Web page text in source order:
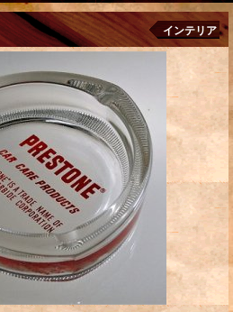
インテリア